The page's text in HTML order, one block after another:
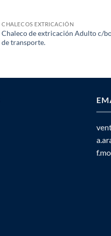
CHALECOS EXTRICACIÓN
Chaleco de extricación Adulto c/
de transporte.